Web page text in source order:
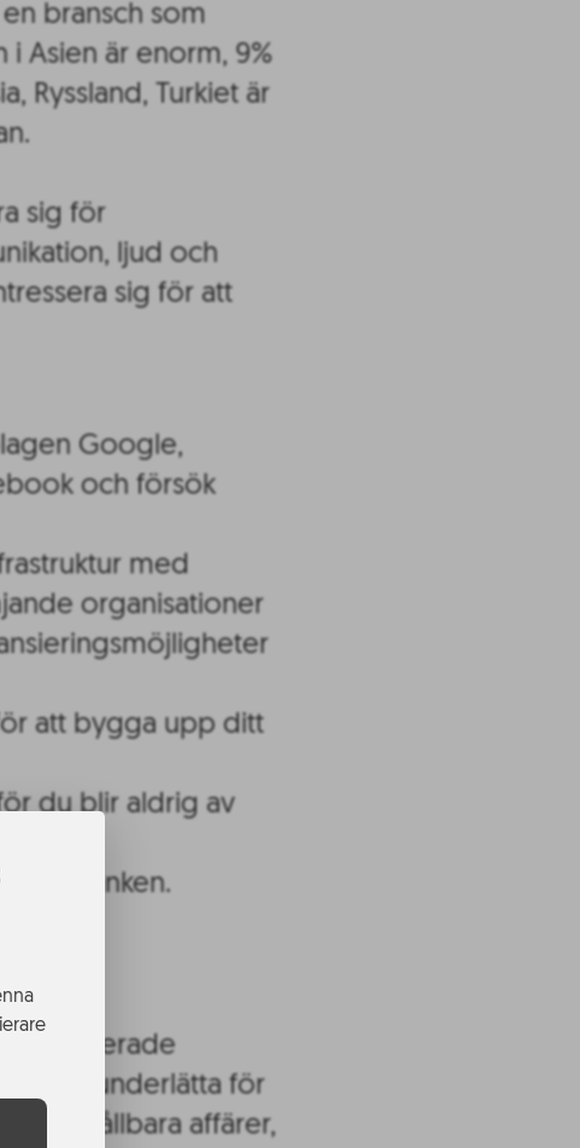
bransch som
i Asien är enorm, 9%
Ryssland, Turkiet är
sig för
ljud och
sig för att
Google,
och försök
med
organisationer
att bygga upp ditt
du blir aldrig av
den tanken.
Vi ska underlätta för
hållbara affärer,